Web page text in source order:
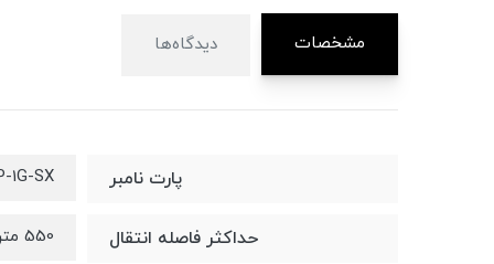
مشخصات دیدگاه‌ها
پارت نامبر 1G-SX
حداکثر فاصله انتقال 550 متر